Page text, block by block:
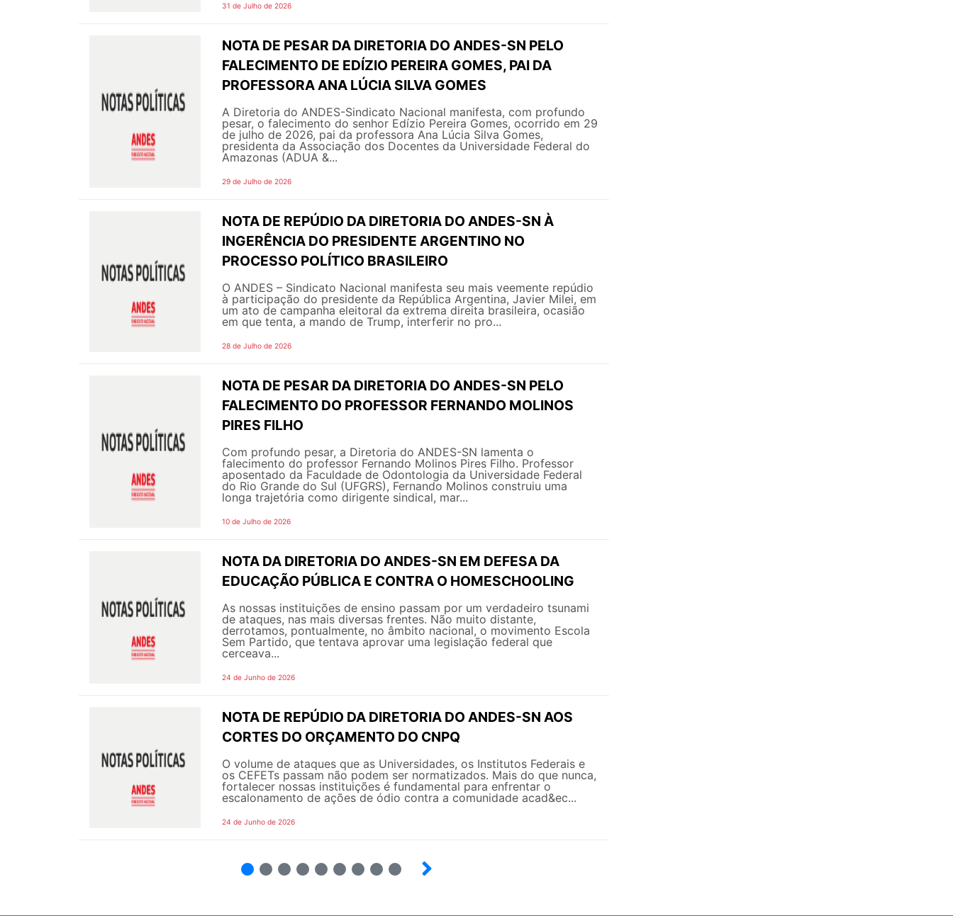
31 de Julho de 2026
NOTA DE PESAR DA DIRETORIA DO ANDES-SN PELO
FALECIMENTO DE EDÍZIO PEREIRA GOMES, PAI DA
PROFESSORA ANA LÚCIA SILVA GOMES
A Diretoria do ANDES-Sindicato Nacional manifesta, com profundo
pesar, o falecimento do senhor Edízio Pereira Gomes, ocorrido em 29
de julho de 2026, pai da professora Ana Lúcia Silva Gomes,
presidenta da Associação dos Docentes da Universidade Federal do
Amazonas (ADUA &...
29 de Julho de 2026
NOTA DE REPÚDIO DA DIRETORIA DO ANDES-SN À
INGERÊNCIA DO PRESIDENTE ARGENTINO NO
PROCESSO POLÍTICO BRASILEIRO
O ANDES – Sindicato Nacional manifesta seu mais veemente repúdio
à participação do presidente da República Argentina, Javier Milei, em
um ato de campanha eleitoral da extrema direita brasileira, ocasião
em que tenta, a mando de Trump, interferir no pro...
28 de Julho de 2026
NOTA DE PESAR DA DIRETORIA DO ANDES-SN PELO
FALECIMENTO DO PROFESSOR FERNANDO MOLINOS
PIRES FILHO
Com profundo pesar, a Diretoria do ANDES-SN lamenta o
falecimento do professor Fernando Molinos Pires Filho. Professor
aposentado da Faculdade de Odontologia da Universidade Federal
do Rio Grande do Sul (UFGRS), Fernando Molinos construiu uma
longa trajetória como dirigente sindical, mar...
10 de Julho de 2026
NOTA DA DIRETORIA DO ANDES-SN EM DEFESA DA
EDUCAÇÃO PÚBLICA E CONTRA O HOMESCHOOLING
As nossas instituições de ensino passam por um verdadeiro tsunami
de ataques, nas mais diversas frentes. Não muito distante,
derrotamos, pontualmente, no âmbito nacional, o movimento Escola
Sem Partido, que tentava aprovar uma legislação federal que
cerceava...
24 de Junho de 2026
NOTA DE REPÚDIO DA DIRETORIA DO ANDES-SN AOS
CORTES DO ORÇAMENTO DO CNPQ
O volume de ataques que as Universidades, os Institutos Federais e
os CEFETs passam não podem ser normatizados. Mais do que nunca,
fortalecer nossas instituições é fundamental para enfrentar o
escalonamento de ações de ódio contra a comunidade acad&ec...
24 de Junho de 2026